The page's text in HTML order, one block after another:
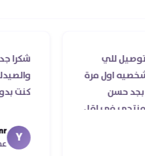
صيدليات وتوصيل للي
عن تجربتي شخصيه اول مرة
بجمال ده بجد حسن
في توصيل منتجي في اقل
..